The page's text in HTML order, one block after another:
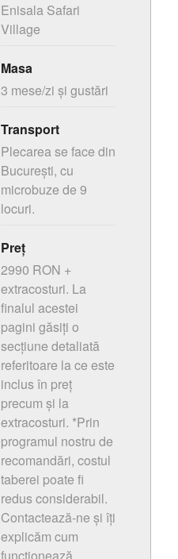
Enisala Safari
Village
Masa
3 mese/zi și gustări
Transport
Plecarea se face din
București, cu
microbuze de 9
locuri.
Preț
2990 RON +
extracosturi. La
finalul acestei
pagini găsiți o
secțiune detaliată
referitoare la ce este
inclus în preț
precum și la
extracosturi. *Prin
programul nostru de
recomandări, costul
taberei poate fi
redus considerabil.
Contactează-ne și îți
explicăm cum